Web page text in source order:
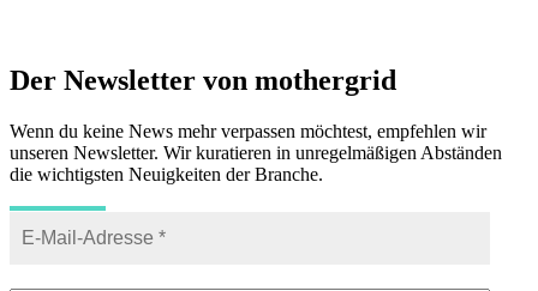
Der Newsletter von mothergrid
Wenn du keine News mehr verpassen möchtest, empfehlen wir
unseren Newsletter. Wir kuratieren in unregelmäßigen Abständen
die wichtigsten Neuigkeiten der Branche.